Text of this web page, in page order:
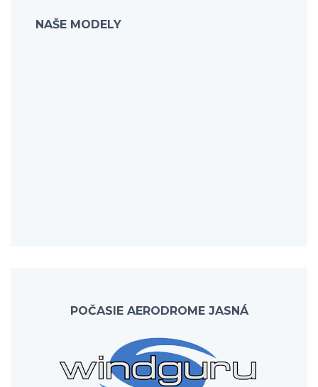
NAŠE MODELY
POČASIE AERODROME JASNÁ